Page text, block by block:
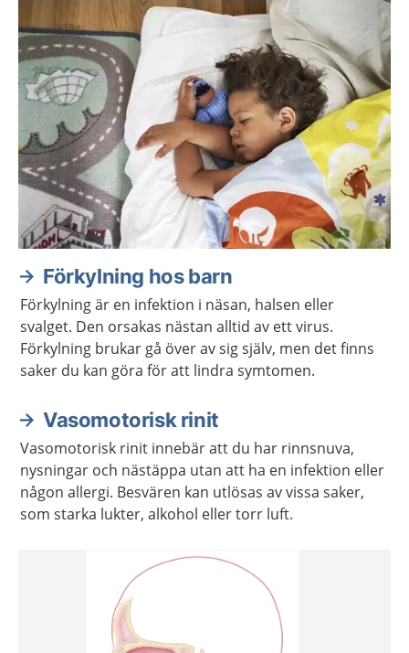
Förkylning hos barn
Förkylning är en infektion i näsan, halsen eller
svalget. Den orsakas nästan alltid av ett virus.
Förkylning brukar gå över av sig själv, men det finns
saker du kan göra för att lindra symtomen.
Vasomotorisk rinit
Vasomotorisk rinit innebär att du har rinnsnuva,
nysningar och nästäppa utan att ha en infektion eller
någon allergi. Besvären kan utlösas av vissa saker,
som starka lukter, alkohol eller torr luft.